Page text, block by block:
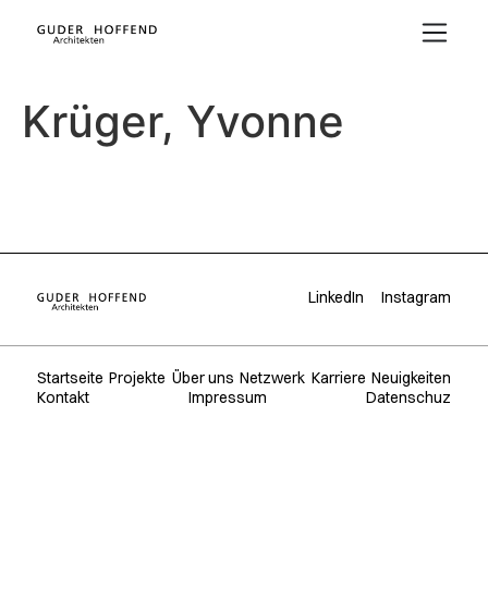
Krüger, Yvonne
LinkedIn Instagram
Startseite Projekte Über uns Netzwerk Karriere Neuigkeiten
Kontakt
Impressum Datenschuz